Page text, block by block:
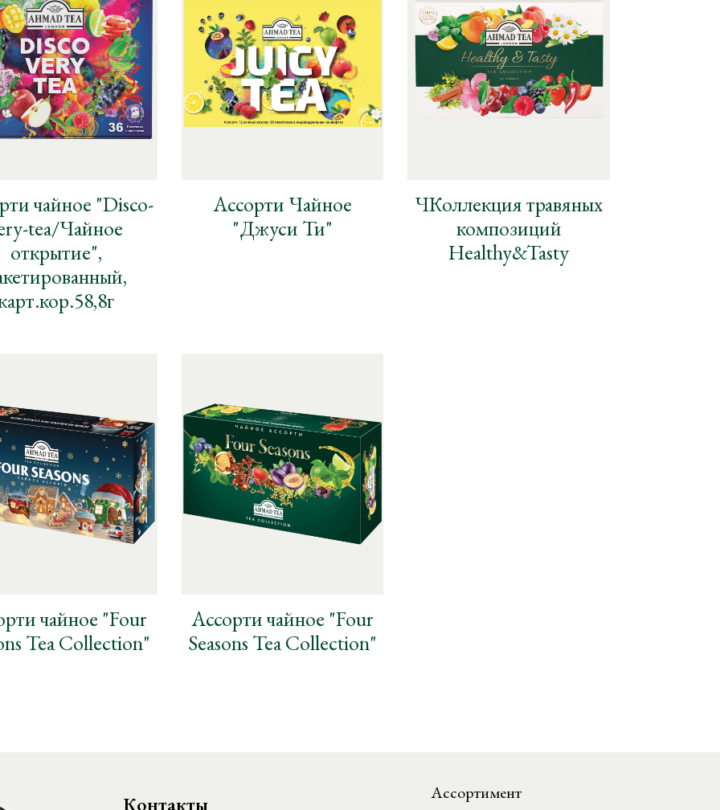
чайное "Disco-
tea/Чайное
открытие",
Ассорти Чайное
"Джуси Ти"
ЧКоллекция травяных
композиций
Healthy&Tasty
чайное "Four
Tea Collection"
Ассорти чайное "Four
Seasons Tea Collection"
Контакты
Ассортимент